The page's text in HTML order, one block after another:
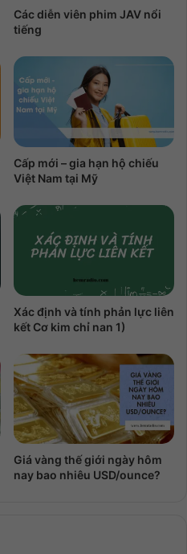
Các diễn viên phim JAV nổi
tiếng
Cấp mới – gia hạn hộ chiếu
Việt Nam tại Mỹ
Xác định và tính phản lực liên
kết Cơ kim chỉ nan 1)
Giá vàng thế giới ngày hôm
nay bao nhiêu USD/ounce?